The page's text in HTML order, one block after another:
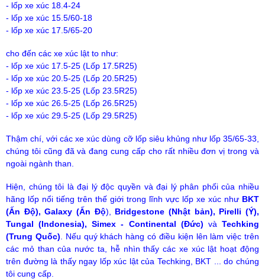
- lốp xe xúc 18.4-24
- lốp xe xúc 15.5/60-18
- lốp xe xúc 17.5/65-20
cho đến các xe xúc lật to như:
- lốp xe xúc 17.5-25 (Lốp 17.5R25)
- lốp xe xúc 20.5-25 (Lốp 20.5R25)
- lốp xe xúc 23.5-25 (Lốp 23.5R25)
- lốp xe xúc 26.5-25 (Lốp 26.5R25)
- lốp xe xúc 29.5-25 (Lốp 29.5R25)
Thậm chí, với các xe xúc dùng cỡ lốp siêu khủng như lốp 35/65-33,
chúng tôi cũng đã và đang cung cấp cho rất nhiều đơn vị trong và
ngoài ngành than.
Hiện, chúng tôi là đại lý độc quyền và đại lý phân phối của nhiều
hãng lốp nổi tiếng trên thế giới trong lĩnh vực lốp xe xúc như BKT
(Ấn Độ), Galaxy (Ấn Độ), Bridgestone (Nhật bản), Pirelli (Ý),
Tungal (Indonesia), Simex - Continental (Đức) vàTechking
(Trung Quốc). Nếu quý khách hàng có điều kiện lên làm việc trên
các mỏ than của nước ta, hễ nhìn thấy các xe xúc lật hoạt động
trên đường là thấy ngay lốp xúc lật của Techking, BKT ... do chúng
tôi cung cấp.